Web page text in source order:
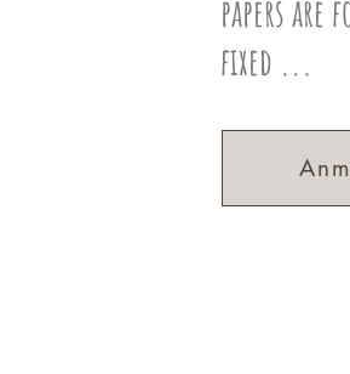
papers are
fixed ...